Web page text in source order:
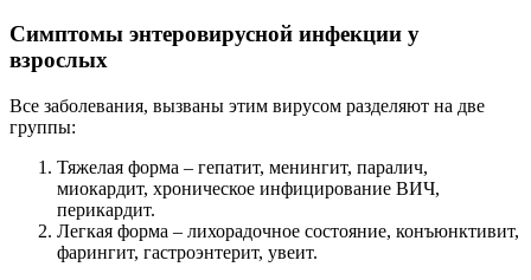
Симптомы энтеровирусной инфекции у
взрослых
Все заболевания, вызваны этим вирусом разделяют на две
группы:
Тяжелая форма – гепатит, менингит, паралич,
миокардит, хроническое инфицирование ВИЧ,
перикардит.
Легкая форма – лихорадочное состояние, конъюнктивит,
фарингит, гастроэнтерит, увеит.